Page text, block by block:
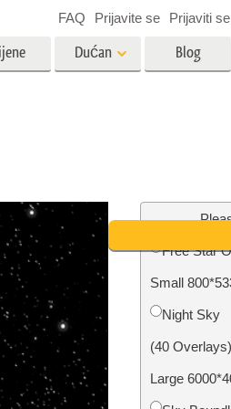
Obnova fotografija
Dućan Blog
FAQ Prijavite se Prijaviti se
Free Star
Small
Night Sky
(40 Overlays)
Large